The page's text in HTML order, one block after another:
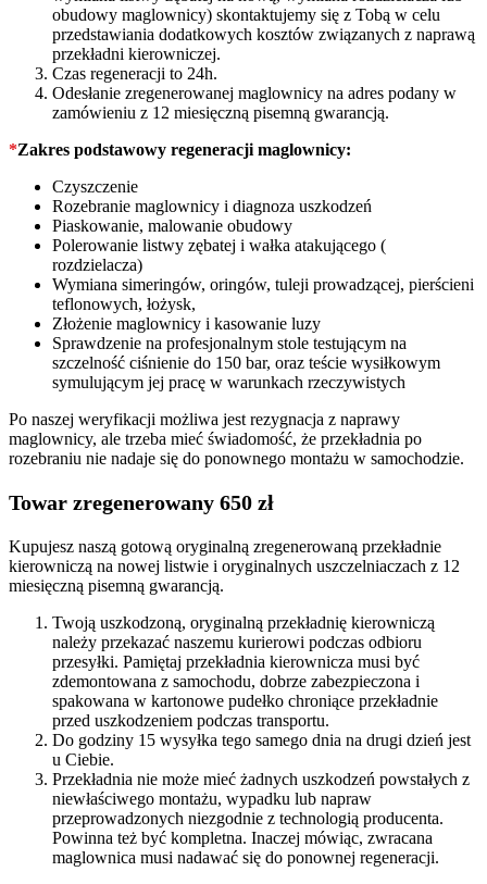
obudowy maglownicy) skontaktujemy się z Tobą w celu
przedstawiania dodatkowych kosztów związanych z naprawą
przekładni kierowniczej.
Czas regeneracji to 24h.
Odesłanie zregenerowanej maglownicy na adres podany w
zamówieniu z 12 miesięczną pisemną gwarancją.
*Zakres podstawowy regeneracji maglownicy:
Czyszczenie
Rozebranie maglownicy i diagnoza uszkodzeń
Piaskowanie, malowanie obudowy
Polerowanie listwy zębatej i wałka atakującego (
rozdzielacza)
Wymiana simeringów, oringów, tuleji prowadzącej, pierścieni
teflonowych, łożysk,
Złożenie maglownicy i kasowanie luzy
Sprawdzenie na profesjonalnym stole testującym na
szczelność ciśnienie do 150 bar, oraz teście wysiłkowym
symulującym jej pracę w warunkach rzeczywistych
Po naszej weryfikacji możliwa jest rezygnacja z naprawy
maglownicy, ale trzeba mieć świadomość, że przekładnia po
rozebraniu nie nadaje się do ponownego montażu w samochodzie.
Towar zregenerowany 650 zł
Kupujesz naszą gotową oryginalną zregenerowaną przekładnie
kierowniczą na nowej listwie i oryginalnych uszczelniaczach z 12
miesięczną pisemną gwarancją.
Twoją uszkodzoną, oryginalną przekładnię kierowniczą
należy przekazać naszemu kurierowi podczas odbioru
przesyłki. Pamiętaj przekładnia kierownicza musi być
zdemontowana z samochodu, dobrze zabezpieczona i
spakowana w kartonowe pudełko chroniące przekładnie
przed uszkodzeniem podczas transportu.
Do godziny 15 wysyłka tego samego dnia na drugi dzień jest
u Ciebie.
Przekładnia nie może mieć żadnych uszkodzeń powstałych z
niewłaściwego montażu, wypadku lub napraw
przeprowadzonych niezgodnie z technologią producenta.
Powinna też być kompletna. Inaczej mówiąc, zwracana
maglownica musi nadawać się do ponownej regeneracji.